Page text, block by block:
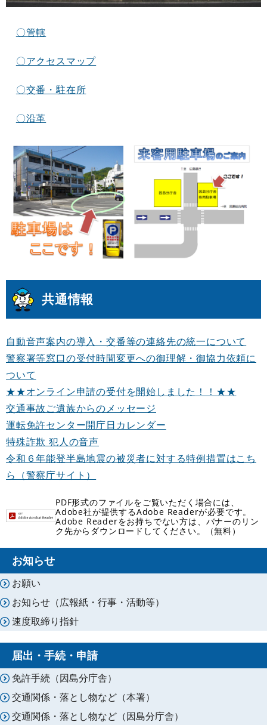
〇管轄
〇アクセスマップ
〇交番・駐在所
〇沿革
共通情報
自動音声案内の導入・交番等の連絡先の統一について
警察署等窓口の受付時間変更への御理解・御協力依頼に
ついて
★★オンライン申請の受付を開始しました！！★★
交通事故ご遺族からのメッセージ
運転免許センター開庁日カレンダー
特殊詐欺 犯人の音声
令和６年能登半島地震の被災者に対する特例措置はこち
ら（警察庁サイト）
PDF形式のファイルをご覧いただく場合には、
Adobe社が提供するAdobe Readerが必要です。
Adobe Readerをお持ちでない方は、バナーのリン
ク先からダウンロードしてください。（無料）
お知らせ
お願い
お知らせ（広報紙・行事・活動等）
速度取締り指針
届出・手続・申請
免許手続（因島分庁舎）
交通関係・落とし物など（本署）
交通関係・落とし物など（因島分庁舎）